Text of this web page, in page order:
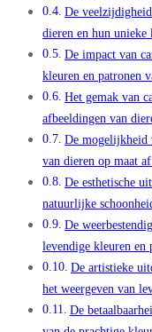
De
dieren en hun unieke
De impact van
kleuren en patronen
Het gemak van
afbeeldingen van
De mogelijkheid
van dieren op maat
De esthetische
natuurlijke
De
levendige kleuren en
De artistieke
het weergeven van
De